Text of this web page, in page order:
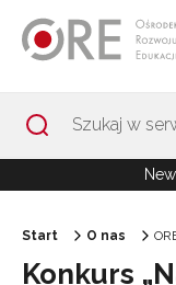
Start O nas
Konkurs